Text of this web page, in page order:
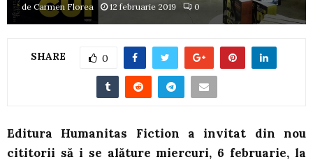
de Carmen Florea 12 februarie 2019 0
SHARE 0
Editura Humanitas Fiction a invitat din nou
cititorii să i se alăture miercuri, 6 februarie, la